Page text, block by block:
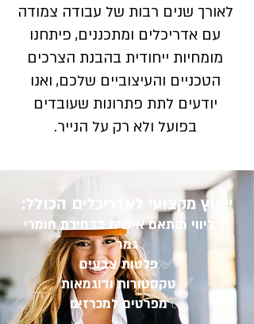
לאורך שנים רבות של עבודה צמודה
עם אדריכלים ומתכננים, פיתחנו
מומחיות ייחודית בהבנת הצרכים
הטכניים והעיצוביים שלכם, ואנו
יודעים לתת פתרונות שעובדים
בפועל ולא רק על הנייר.
ייעוץ מקצועי לאדריכלים הכולל:
ליווי מותאם אישית בבחירת חומרי
גמר
✅פלטות צבעים
✅טקסטורות ודוגמאות
✅מפרטים למכרזים